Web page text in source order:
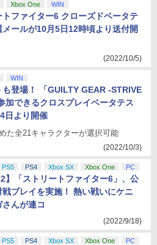
Xbox One WIN
トファイター6 クローズドベータテ
メールが10月5日12時頃より送付開
(2022/10/5)
WIN
も登場！ 「GUILTY GEAR -STRIVE
加できるクロスプレイベータテス
日より開催
た全21キャラクターが選択可能
(2022/10/3)
PS5 PS4 Xbox SX Xbox One PC
】「ストリートファイター6」、公
プレイを実施！ 熱い戦いにケニ
んが連コ
(2022/9/18)
PS5 PS4 Xbox SX Xbox One PC